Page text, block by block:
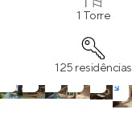
1 Torre
125 residências